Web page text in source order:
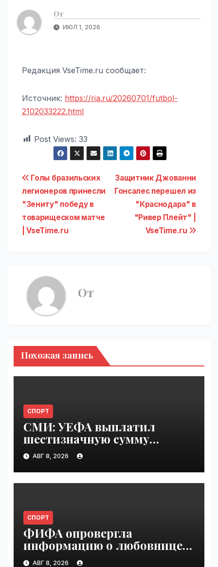
От
ИЮЛ 1, 2026
Редакция VseTime.ru сообщает:
Источник: https://ria.ru/20260701/futbol-
2102033222.html
Post Views: 33
Навигация
по
записям
Защитник Джованни
Гонсалес перешел из
"Краснодара" в
"Ривер Плейт" |
VseTime.ru
Голы бразильских
легионеров принесли
"Зениту" победу в
товарищеском матче
| VseTime.ru
От
Похожая запись
СПОРТ
СМИ: УЕФА выплатил
шестизначную сумму
любовнице Инфантино |
VseTime.ru
АВГ 8, 2026
СПОРТ
ФИФА опровергла
информацию о любовнице
Инфантино | VseTime.ru
АВГ 8, 2026